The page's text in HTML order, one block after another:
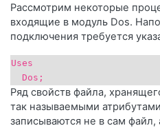
Рассмотрим некоторые
входящие в модуль Dos.
подключения требуется
Uses
Dos;
Ряд свойств файла,
так называемыми
записываются не в сам